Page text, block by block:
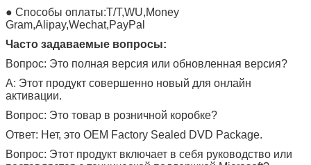
● Способы оплаты:T/T,WU,Money
Gram,Alipay,Wechat,PayPal
Часто задаваемые вопросы:
Вопрос: Это полная версия или обновленная версия?
A: Этот продукт совершенно новый для онлайн
активации.
Вопрос: Это товар в розничной коробке?
Ответ: Нет, это OEM Factory Sealed DVD Package.
Вопрос: Этот продукт включает в себя руководство или